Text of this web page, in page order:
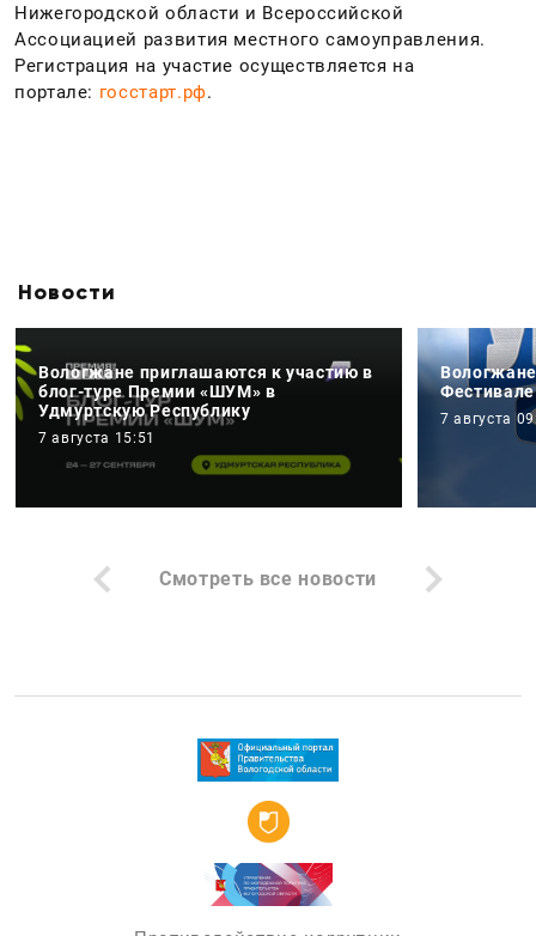
Нижегородской области и Всероссийской
Ассоциацией развития местного самоуправления.
Регистрация на участие осуществляется на
портале: госстарт.рф.
Новости
Вологжане приглашаются к участию в
блог-туре Премии «ШУМ» в
Удмуртскую Республику
7 августа 15:51
7 августа
Смотреть все новости